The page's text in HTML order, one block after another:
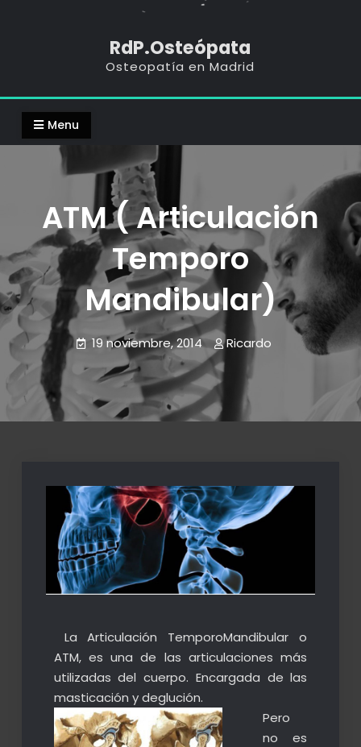
RdP.Osteópata
Osteopatía en Madrid
Menu
ATM ( Articulación
Temporo
Mandibular)
19 noviembre, 2014 Ricardo
La Articulación TemporoMandibular o
ATM, es una de las articulaciones más
utilizadas del cuerpo. Encargada de las
masticación y deglución.
Pero
no es